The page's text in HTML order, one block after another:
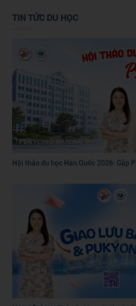
TIN TỨC DU HỌC
Hội thảo du học Hàn Quốc 2026: Gặp